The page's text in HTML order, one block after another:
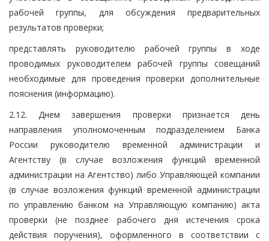
рабочей группы, для обсуждения предварительных
результатов проверки;
представлять руководителю рабочей группы в ходе
проводимых руководителем рабочей группы совещаний
необходимые для проведения проверки дополнительные
пояснения (информацию).
2.12. Днем завершения проверки признается день
направления уполномоченным подразделением Банка
России руководителю временной администрации и
Агентству (в случае возложения функций временной
администрации на Агентство) либо Управляющей компании
(в случае возложения функций временной администрации
по управлению банком на Управляющую компанию) акта
проверки (не позднее рабочего дня истечения срока
действия поручения), оформленного в соответствии с